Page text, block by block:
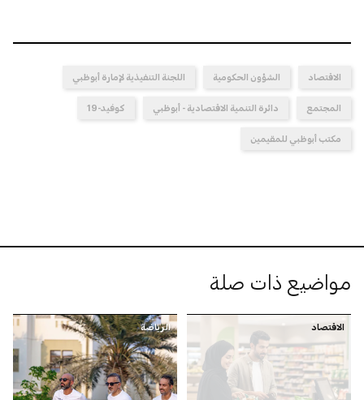
الاقتصاد الشؤون الحكومية اللجنة التنفيذية لإمارة أبوظبي
المجتمع دائرة التنمية الاقتصادية - أبوظبي كوفيد-19
مكتب أبوظبي للمقيمين
مواضيع ذات صلة
الاقتصاد الرياضة